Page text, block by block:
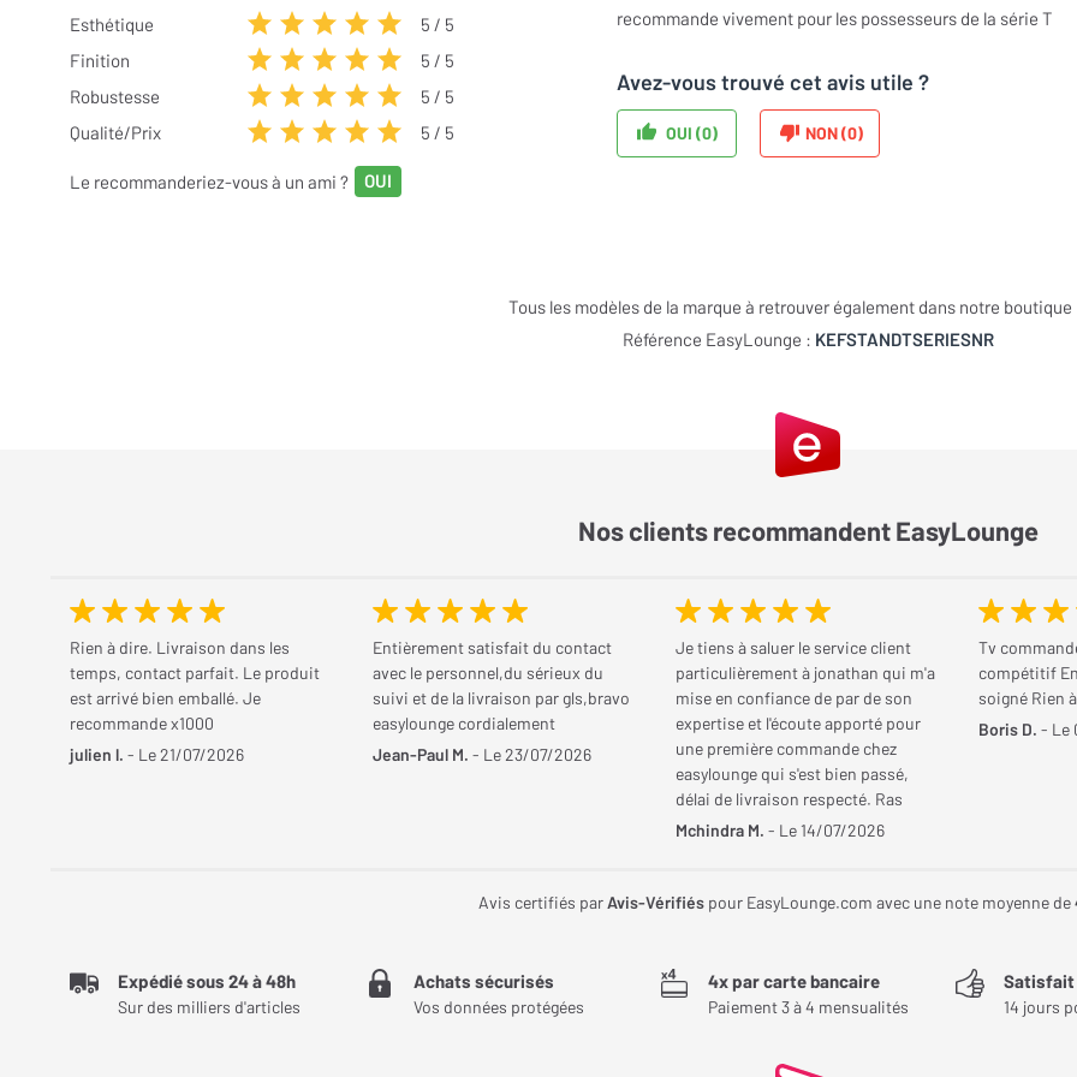
Esthétique 5 / 5
Finition
5 / 5
Robustesse
5 / 5
Qualité/Prix
5 / 5
Le recommanderiez-vous à un ami ?
recommande vivement pour les possesseurs de la série T
Avez-vous trouvé cet avis utile ?
OUI (0) NON (0)
Tous les modèles de la marque à retrouver également dans notre boutique
Référence EasyLounge : KEFSTANDTSERIESNR
Nos clients recommandent EasyLounge
Rien à dire. Livraison dans les
temps, contact parfait. Le produit
est arrivé bien emballé. Je
recommande x1000
julien l. - Le 21/07/2026
Entièrement satisfait du contact
avec le personnel,du sérieux du
suivi et de la livraison par gls,bravo
easylounge cordialement
Jean-Paul M. - Le 23/07/2026
Je tiens à saluer le service client
particulièrement à jonathan qui m'a
mise en confiance de par de son
expertise et l'écoute apporté pour
une première commande chez
easylounge qui s'est bien passé,
délai de livraison respecté. Ras
Mchindra M. - Le 14/07/2026
Tv
compétitif
soigné Rien
Boris D. - Le
Avis certifiés parAvis-Vérifiés pour EasyLounge.com avec une note moyenne de
Expédié sous 24 à 48h
Sur des milliers d'articles
Achats sécurisés
Vos données protégées
4x par carte bancaire
Paiement 3 à 4 mensualités
Satisfait
14 jours